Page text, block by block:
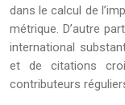
dans le calcul de
métrique. D’autre
international
et de citations
contributeurs